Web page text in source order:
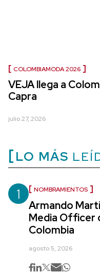
COLOMBIAMODA 2026
VEJA llega a
Capra
julio 27, 2026
LO MÁS
1 NOMBRAMIENTOS
Armando
Media Officer
Colombia
agosto 5, 2026